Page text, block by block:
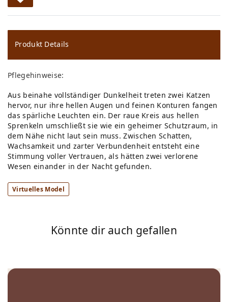
W
u
ns
ch
lis
te
Produkt Details
Pflegehinweise:
Aus beinahe vollständiger Dunkelheit treten zwei Katzen
hervor, nur ihre hellen Augen und feinen Konturen fangen
das spärliche Leuchten ein. Der raue Kreis aus hellen
Sprenkeln umschließt sie wie ein geheimer Schutzraum, in
dem Nähe nicht laut sein muss. Zwischen Schatten,
Wachsamkeit und zarter Verbundenheit entsteht eine
Stimmung voller Vertrauen, als hätten zwei verlorene
Wesen einander in der Nacht gefunden.
Virtuelles Model
Könnte dir auch gefallen